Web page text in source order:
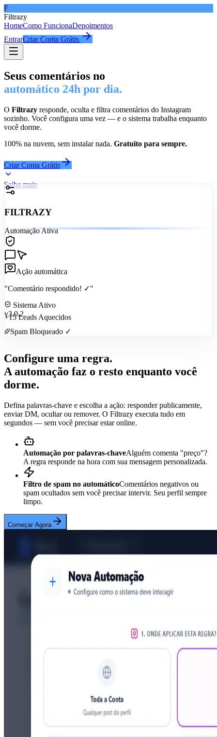
F
Filtrazy
HomeComo FuncionaDepoimentos
EntrarCriar Conta Grátis
Seus comentários no
automático 24h por dia.
O Filtrazy responde, oculta e filtra comentários do Instagram
sozinho. Você configura uma vez — e o sistema trabalha enquanto
você dorme.
100% na nuvem, sem instalar nada. Gratuito para sempre.
Criar Conta Grátis
Saiba mais
FILTRAZY
Automação Ativa
Ação automática
"Comentário respondido! ✓"
Sistema Ativo
v3.0.2
+15 Leads Aquecidos
Configure uma regra.
A automação faz o resto enquanto você
dorme.
Defina palavras-chave e escolha a ação: responder publicamente,
enviar DM, ocultar ou remover. O Filtrazy executa tudo em
segundos — sem você precisar estar online.
Automação por palavras-chaveAlguém comenta "preço"?
A regra responde na hora com sua mensagem personalizada.
Filtro de spam no automáticoComentários negativos ou
spam ocultados sem você precisar intervir. Seu perfil sempre
limpo.
Começar Agora